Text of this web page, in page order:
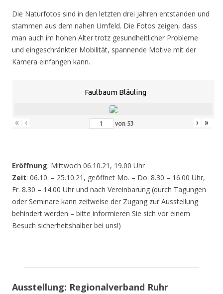
Die Naturfotos sind in den letzten drei Jahren entstanden und
stammen aus dem nahen Umfeld. Die Fotos zeigen, dass
man auch im hohen Alter trotz gesundheitlicher Probleme
und eingeschränkter Mobilität, spannende Motive mit der
Kamera einfangen kann.
Faulbaum Bläuling
« ‹ von 53 › »
Eröffnung: Mittwoch 06.10.21, 19.00 Uhr
Zeit: 06.10. – 25.10.21, geöffnet Mo. – Do. 8.30 – 16.00 Uhr,
Fr. 8.30 – 14.00 Uhr und nach Vereinbarung (durch Tagungen
oder Seminare kann zeitweise der Zugang zur Ausstellung
behindert werden – bitte informieren Sie sich vor einem
Besuch sicherheitshalber bei uns!)
Ausstellung: Regionalverband Ruhr